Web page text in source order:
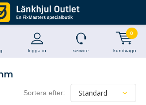
logga in service kundvagn
0
Sortera efter: